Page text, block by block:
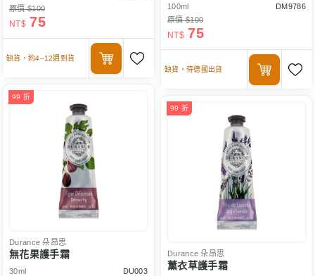
原價 $100
NT$ 75
缺貨，約4–12週到貨
100ml
DM9786
原價 $100
NT$ 75
缺貨，待德國出貨
99 折
Durance 朵昂思
無花果護手霜
30ml
DU003
99 折
Durance 朵昂思
薰衣草護手霜